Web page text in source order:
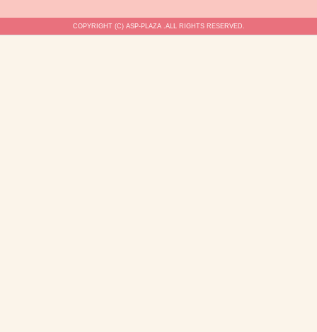
COPYRIGHT (C) ASP-PLAZA .ALL RIGHTS RESERVED.